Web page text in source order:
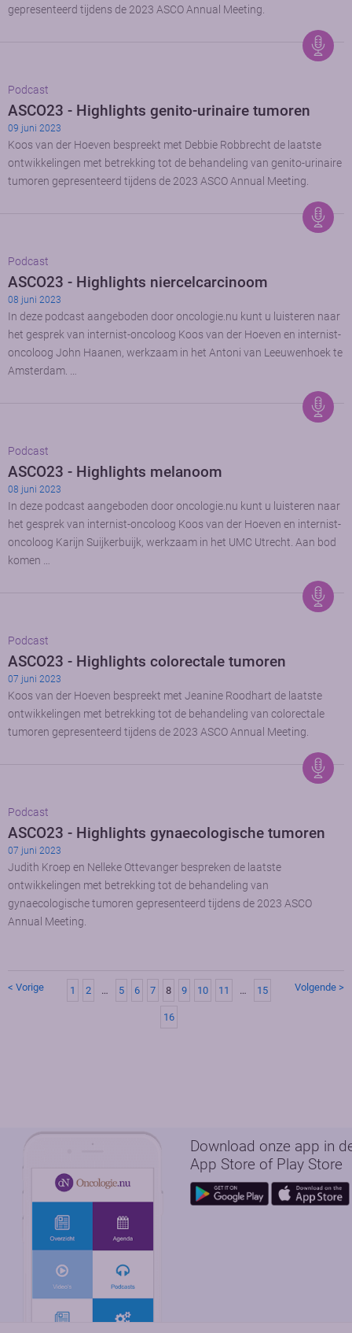
gepresenteerd tijdens de 2023 ASCO Annual Meeting.
Podcast
ASCO23 - Highlights genito-urinaire tumoren
09 juni 2023
Koos van der Hoeven bespreekt met Debbie Robbrecht de laatste
ontwikkelingen met betrekking tot de behandeling van genito-urinaire
tumoren gepresenteerd tijdens de 2023 ASCO Annual Meeting.
Podcast
ASCO23 - Highlights niercelcarcinoom
08 juni 2023
In deze podcast aangeboden door oncologie.nu kunt u luisteren naar
het gesprek van internist-oncoloog Koos van der Hoeven en internist-
oncoloog John Haanen, werkzaam in het Antoni van Leeuwenhoek te
Amsterdam. …
Podcast
ASCO23 - Highlights melanoom
08 juni 2023
In deze podcast aangeboden door oncologie.nu kunt u luisteren naar
het gesprek van internist-oncoloog Koos van der Hoeven en internist-
oncoloog Karijn Suijkerbuijk, werkzaam in het UMC Utrecht. Aan bod
komen …
Podcast
ASCO23 - Highlights colorectale tumoren
07 juni 2023
Koos van der Hoeven bespreekt met Jeanine Roodhart de laatste
ontwikkelingen met betrekking tot de behandeling van colorectale
tumoren gepresenteerd tijdens de 2023 ASCO Annual Meeting.
Podcast
ASCO23 - Highlights gynaecologische tumoren
07 juni 2023
Judith Kroep en Nelleke Ottevanger bespreken de laatste
ontwikkelingen met betrekking tot de behandeling van
gynaecologische tumoren gepresenteerd tijdens de 2023 ASCO
Annual Meeting.
< Vorige 1 2 … 5 6 7 8 9 10 11 … 15
16
Volgende >
Download onze app in
App Store of Play Store